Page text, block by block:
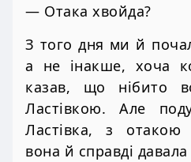
— Отака хвойда?
З того дня ми й
а не інакше, хоча
казав, що нібито
Ластівкою. Але
Ластівка, з
вона й справді